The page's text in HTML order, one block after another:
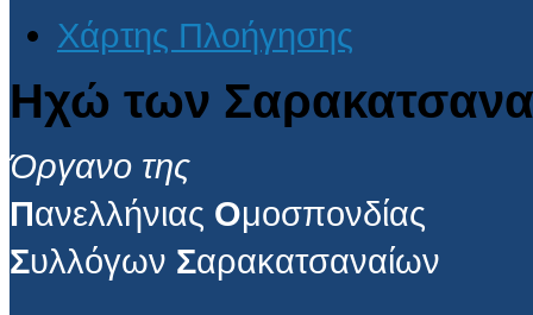
Χάρτης Πλοήγησης
Ηχώ των
Όργανο της
Πανελλήνιας Ομοσπονδίας
Συλλόγων Σαρακατσαναίων